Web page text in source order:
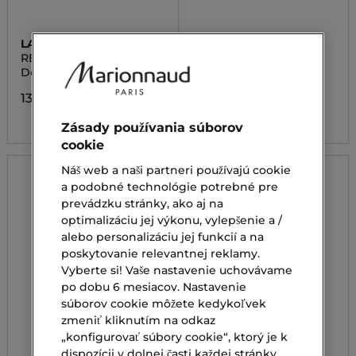
LANCÔME
RÉNERGIE CREAM SPF
20
Denný krém s SPF 20
136,00 €
Zásady používania súborov
cookie
Náš web a naši partneri používajú cookie
a podobné technológie potrebné pre
prevádzku stránky, ako aj na
optimalizáciu jej výkonu, vylepšenie a /
alebo personalizáciu jej funkcií a na
poskytovanie relevantnej reklamy.
Vyberte si! Vaše nastavenie uchovávame
po dobu 6 mesiacov. Nastavenie
súborov cookie môžete kedykoľvek
zmeniť kliknutím na odkaz
„konfigurovať súbory cookie“, ktorý je k